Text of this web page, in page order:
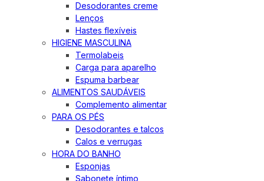
Desodorantes creme
Lenços
Hastes flexíveis
HIGIENE MASCULINA
Termolabeis
Carga para aparelho
Espuma barbear
ALIMENTOS SAUDÁVEIS
Complemento alimentar
PARA OS PÉS
Desodorantes e talcos
Calos e verrugas
HORA DO BANHO
Esponjas
Sabonete íntimo